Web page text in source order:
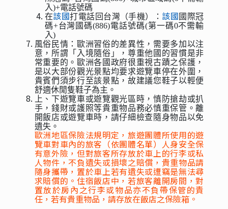
入)+電話號碼
在該國打電話回台灣（手機）： 該國 國際冠
碼+台灣國碼(886)電話號碼(第一碼0不需輸
入)
風俗民情：歐洲習俗的差異性，需要多加以注
意，所謂「入境隨俗」，尊重他國的習慣是非
常重要的。歐洲各國政府很重視古蹟之保護，
是以大部份觀光景點均要求遊覽車停在外圍，
貴賓們須步行至該景點，故建議您鞋子以輕便
舒適休閒隻鞋子為主。
上、下遊覽車或遊覽觀光區時，慎防搶劫或扒
手，錢財或護照等貴重物品務必慎重保管。離
開飯店或遊覽車時，請仔細檢查隨身物品以免
遺失。
歐洲地區保險法規明定，旅遊團體所使用的遊
覽車對車內的旅客（依團體名單）人身安全保
有意外險，但對旅客所存放於車上的行李或私
人物件，不負遺失或損壞之賠償，貴重物品請
隨身攜帶，置於車上若有遺失或遭竊是無法尋
求賠償的。住宿飯店中，若旅客離開房間，對
置放於房內之行李或物品亦不負帶保管的責
任，若有貴重物品，請存放在飯店之保險箱。